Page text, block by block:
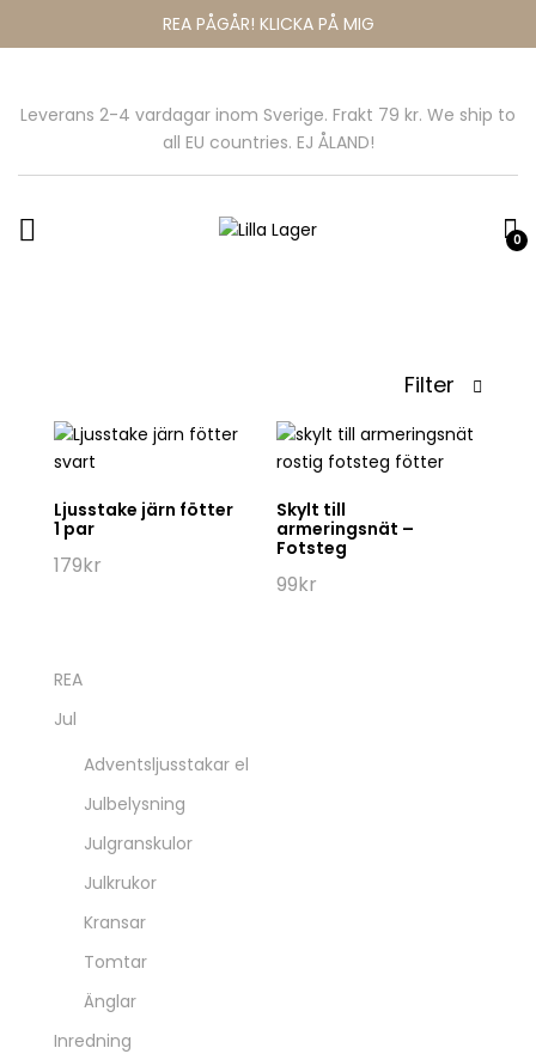
REA PÅGÅR! KLICKA PÅ MIG
Leverans 2-4 vardagar inom Sverige. Frakt 79 kr. We ship to
all EU countries. EJ ÅLAND!
0
Filter
Ljusstake järn fötter
1 par
179kr
Skylt till
armeringsnät –
Fotsteg
99kr
REA
Jul
Adventsljusstakar el
Julbelysning
Julgranskulor
Julkrukor
Kransar
Tomtar
Änglar
Inredning